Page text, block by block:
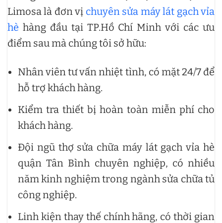
Limosa là đơn vị chuyên sửa máy lát gạch vỉa
hè hàng đầu tại TP.Hồ Chí Minh với các ưu
điểm sau mà chúng tôi sở hữu:
Nhân viên tư vấn nhiệt tình, có mặt 24/7 để
hỗ trợ khách hàng.
Kiểm tra thiết bị hoàn toàn miễn phí cho
khách hàng.
Đội ngũ thợ sửa chữa máy lát gạch vỉa hè
quận Tân Bình chuyên nghiệp, có nhiều
năm kinh nghiệm trong ngành sửa chữa tủ
công nghiệp.
Linh kiện thay thế chính hãng, có thời gian